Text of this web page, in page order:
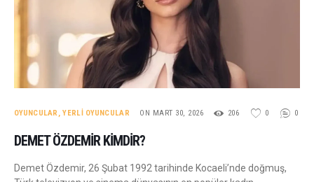
OYUNCULAR ,YERLI OYUNCULAR ON MART 30, 2026 206 0 0
DEMET ÖZDEMIR KIMDIR?
Demet Özdemir, 26 Şubat 1992 tarihinde Kocaeli’nde doğmuş,